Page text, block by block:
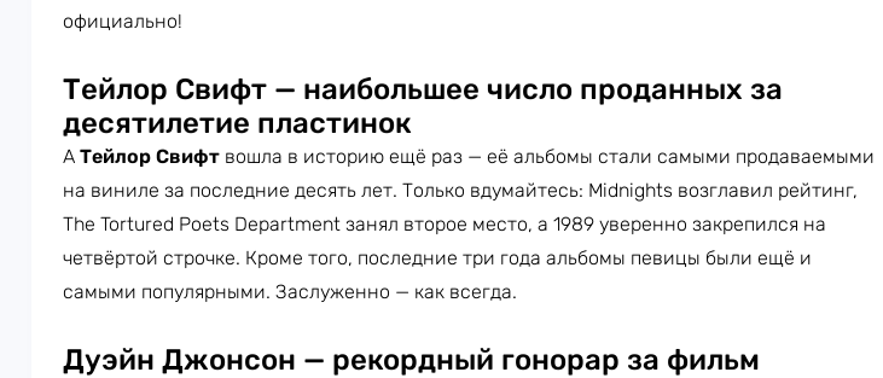
официально!
Тейлор Свифт — наибольшее число проданных за
десятилетие пластинок
А Тейлор Свифт вошла в историю ещё раз — её альбомы стали самыми продаваемыми
на виниле за последние десять лет. Только вдумайтесь: Midnights возглавил рейтинг,
The Tortured Poets Department занял второе место, а 1989 уверенно закрепился на
четвёртой строчке. Кроме того, последние три года альбомы певицы были ещё и
самыми популярными. Заслуженно — как всегда.
Дуэйн Джонсон — рекордный гонорар за фильм